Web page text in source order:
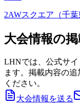
2AWスクエア（千葉
大会情報の
LHNでは、公式サ
ます。掲載内容の
ください。
大会情報を送る